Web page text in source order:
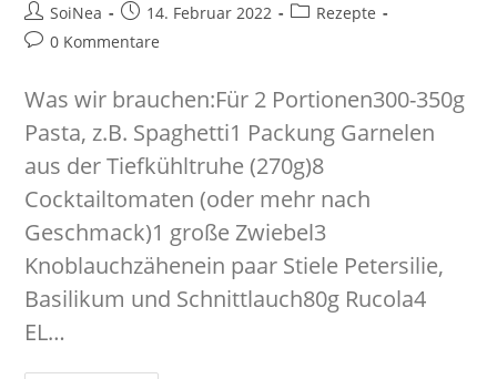
Beitrags-
Autor:
SoiNea
Beitrag
veröffentlicht:
14. Februar 2022
Beitrags-
Rezepte
Beitrags-
0 Kommentare
Was wir brauchen:Für 2 Portionen300-350g
Pasta, z.B. Spaghetti1 Packung Garnelen
aus der Tiefkühltruhe (270g)8
Cocktailtomaten (oder mehr nach
Geschmack)1 große Zwiebel3
Knoblauchzähenein paar Stiele Petersilie,
Basilikum und Schnittlauch80g Rucola4
EL…